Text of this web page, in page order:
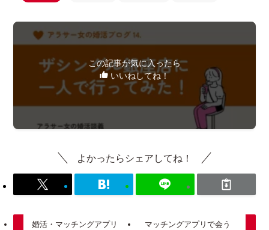
この記事が気に入ったら
いいねしてね！
よかったらシェアしてね！
婚活・マッチングアプリ
マッチングアプリで会う